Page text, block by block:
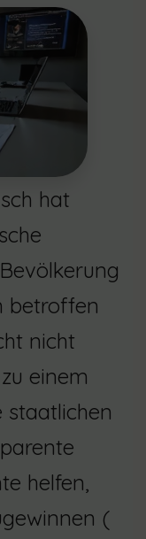
hat
betroffen
nicht
einem
staatlichen
helfen,
(